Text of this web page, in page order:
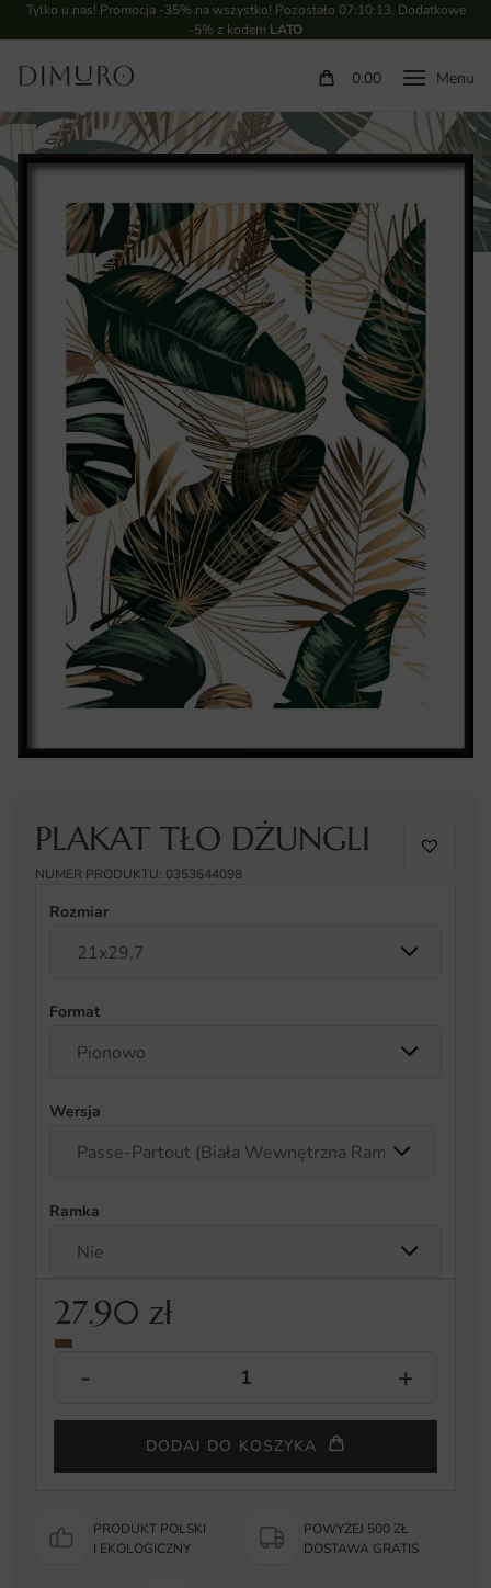
Tylko u nas! Promocja -35% na wszystko! Pozostało 07:10:12. Dodatkowe
-5% z kodem LATO
0.00
PLAKAT TŁO DŻUNGLI
NUMER PRODUKTU: 0353644098
Rozmiar
Format
Wersja
Ramka
27.90 zł
DODAJ DO KOSZYKA
PRODUKT POLSKI
I EKOLOGICZNY
POWYŻEJ 500 ZŁ
DOSTAWA GRATIS